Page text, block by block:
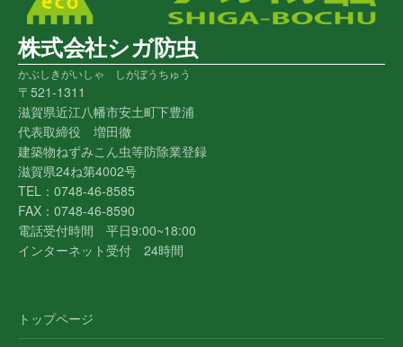
株式会社シガ防虫
かぶしきがいしゃ しがぼうちゅう
〒521-1311
滋賀県近江八幡市安土町下豊浦
代表取締役 増田徹
建築物ねずみこん虫等防除業登録
滋賀県24ね第4002号
TEL：0748-46-8585
FAX：0748-46-8590
電話受付時間 平日9:00~18:00
インターネット受付 24時間
トップページ